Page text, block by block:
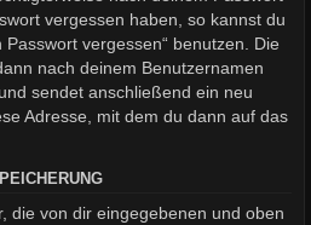
vergessen haben, so kannst du
vergessen“ benutzen. Die
nach deinem Benutzernamen
sendet anschließend ein neu
Adresse, mit dem du dann auf das
die von dir eingegebenen und oben